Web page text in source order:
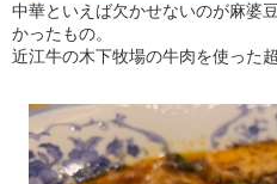
中華といえば欠かせないのが麻婆
かったもの。
近江牛の木下牧場の牛肉を使った